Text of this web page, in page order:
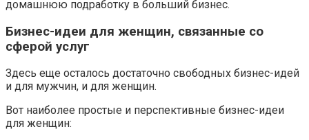
домашнюю подработку в больший бизнес.
Бизнес-идеи для женщин, связанные со
сферой услуг
Здесь еще осталось достаточно свободных бизнес-идей
и для мужчин, и для женщин.
Вот наиболее простые и перспективные бизнес-идеи
для женщин: